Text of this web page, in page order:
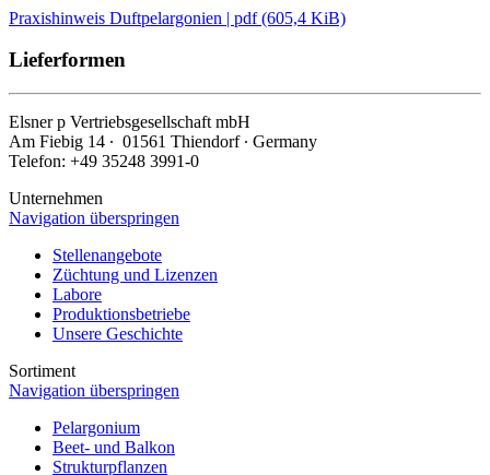
Praxishinweis Duftpelargonien | pdf (605,4 KiB)
Lieferformen
Elsnerp Vertriebsgesellschaft mbH
Am Fiebig 14 ∙ 01561 Thiendorf ∙ Germany
Telefon: +49 35248 3991-0
Unternehmen
Navigation überspringen
Stellenangebote
Züchtung und Lizenzen
Labore
Produktionsbetriebe
Unsere Geschichte
Sortiment
Navigation überspringen
Pelargonium
Beet- und Balkon
Strukturpflanzen